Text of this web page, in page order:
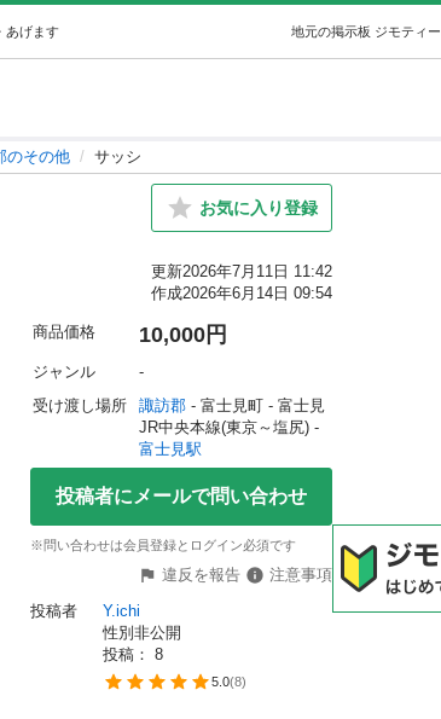
あげます 地元の掲示板 ジモティー
のその他 サッシ
お気に入り登録
更新2026年7月11日 11:42
作成2026年6月14日 09:54
商品価格 10,000円
ジャンル
-
受け渡し場所
諏訪郡 - 富士見町 - 富士見
富士見駅
投稿者にメールで問い合わせ
※問い合わせは会員登録とログイン必須です
違反を報告
注意事項
投稿者
Y.ichi
性別非公開
投稿： 8
5.0(8)